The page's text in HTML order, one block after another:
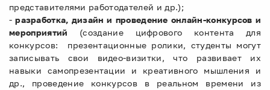
представителями работодателей и др.);
-разработка, дизайн и проведение онлайн-конкурсов и
мероприятий (создание цифрового контента для
конкурсов: презентационные ролики, студенты могут
записывать свои видео-визитки, что развивает их
навыки самопрезентации и креативного мышления и
др., проведение конкурсов в реальном времени из